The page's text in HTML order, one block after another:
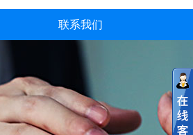
联系我们